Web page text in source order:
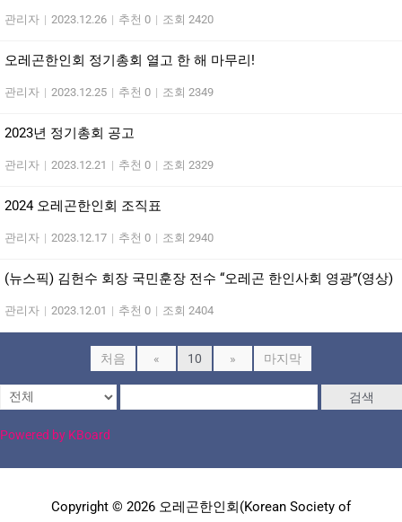
관리자 | 2023.12.26 | 추천 0 | 조회 2420
오레곤한인회 정기총회 열고 한 해 마무리!
관리자 | 2023.12.25 | 추천 0 | 조회 2349
2023년 정기총회 공고
관리자 | 2023.12.21 | 추천 0 | 조회 2329
2024 오레곤한인회 조직표
관리자 | 2023.12.17 | 추천 0 | 조회 2940
(뉴스픽) 김헌수 회장 국민훈장 전수 “오레곤 한인사회 영광”(영상)
관리자 | 2023.12.01 | 추천 0 | 조회 2404
처음 « 10 » 마지막
검색
Powered by KBoard
Copyright © 2026 오레곤한인회(Korean Society of